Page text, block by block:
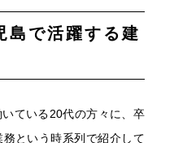
島で活躍する建
ている20代の方々に、卒
という時系列で紹介して